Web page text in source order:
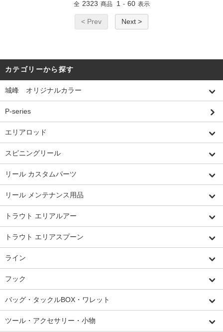
全 2323 商品 1 - 60 表示
< Prev Next >
カテゴリーから探す
城峰 オリジナルカラー
P-series
エリアロッド
スピニングリール
リール カスタムパーツ
リール メンテナンス用品
トラウト エリアルアー
トラウト エリアスプーン
ライン
フック
バッグ・タックルBOX・ワレット
ツール・アクセサリー・小物